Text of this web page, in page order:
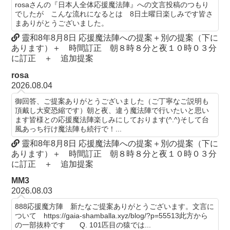
rosaさんの『日本人全体応援魔法陣』への文言投稿のつもり
でしたが こんな流れになるとは 8日土曜日楽しみです皆さ
まありがとうございました。
靈和8年8月8日 応援魔法陣への提案＋別の提案（下に
あります）＋ 時間訂正 朝８時８分と夜１０時０３分
に訂正 ＋ 追加提案
rosa
2026.08.04
御回答、ご提案ありがとうございました（ご丁寧なご説明も
頂戴し大変恐縮です）朝と夜、違う魔法陣で行いたいと思い
ます皆様との応援魔法陣楽しみにしております(^.^)そして台
風あっち行け魔法陣も続行で！...
靈和8年8月8日 応援魔法陣への提案＋別の提案（下に
あります）＋ 時間訂正 朝８時８分と夜１０時０３分
に訂正 ＋ 追加提案
MM3
2026.08.03
888応援魔方陣 新たなご提案ありがとうございます。文言に
ついて https://gaia-shamballa.xyz/blog/?p=55513此方から
の一部抜粋です Q. 101匹目の猿では...